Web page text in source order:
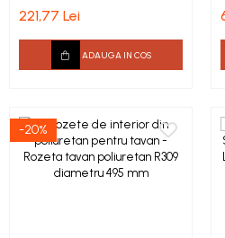
Cadru de arc
Fronton
Șeminee decorative
Console de interior
Cadre de ușă
188 x 163 mm
221,77 Lei
ADAUGA IN COS
-20%